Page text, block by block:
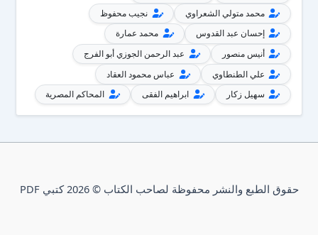
محمد متولي الشعراوي
نجيب محفوظ
إحسان عبد القدوس
محمد عمارة
أنيس منصور
عبد الرحمن الجوزي أبو الفرج
علي الطنطاوي
عباس محمود العقاد
سهيل زكار
ابراهيم الفقى المحاكم المصرية
حقوق الطبع والنشر محفوظة لصاحب الكتاب © 2026 كتبي PDF